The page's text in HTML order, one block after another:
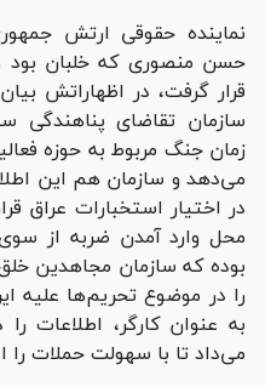
نماینده حقوقی ارتش
حسن منصوری که خلبان بود و
قرار گرفت، در اظهاراتش
سازمان تقاضای
زمان جنگ مربوط به حوزه
می‌دهد و سازمان هم این
در اختیار استخبارات عراق
محل وارد آمدن ضربه از
بوده که سازمان مجاهدین
را در موضوع تحریم‌ها علیه
به عنوان کارگر، اطلاعات
می‌داد تا با سهولت حملات را